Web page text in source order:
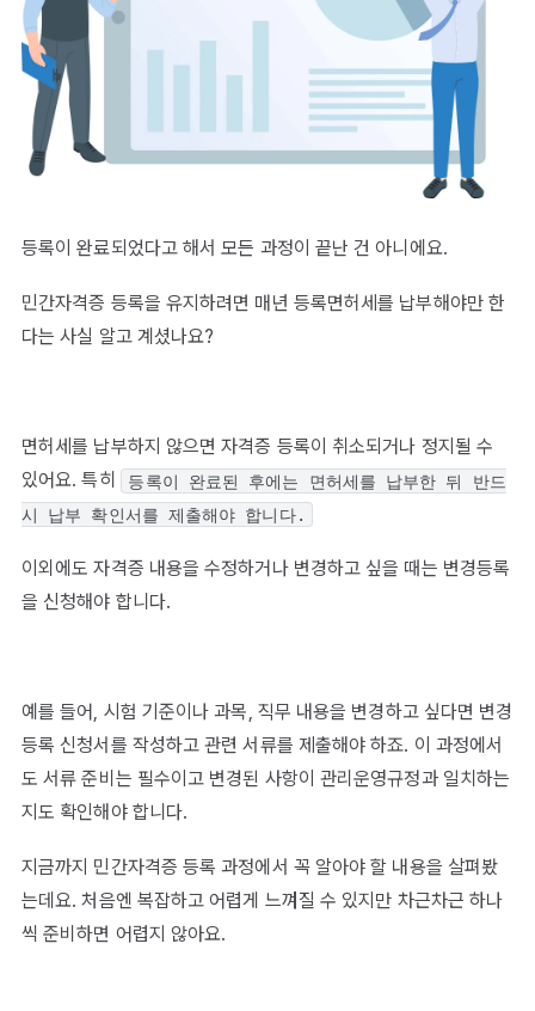
등록이 완료되었다고 해서 모든 과정이 끝난 건 아니에요.
민간자격증 등록을 유지하려면 매년 등록면허세를 납부해야만 한
다는 사실 알고 계셨나요?
면허세를 납부하지 않으면 자격증 등록이 취소되거나 정지될 수
있어요. 특히
등록이 완료된 후에는 면허세를 납부한 뒤 반드
시 납부 확인서를 제출해야 합니다.
이외에도 자격증 내용을 수정하거나 변경하고 싶을 때는 변경등록
을 신청해야 합니다.
예를 들어, 시험 기준이나 과목, 직무 내용을 변경하고 싶다면 변경
등록 신청서를 작성하고 관련 서류를 제출해야 하죠. 이 과정에서
도 서류 준비는 필수이고 변경된 사항이 관리운영규정과 일치하는
지도 확인해야 합니다.
지금까지 민간자격증 등록 과정에서 꼭 알아야 할 내용을 살펴봤
는데요. 처음엔 복잡하고 어렵게 느껴질 수 있지만 차근차근 하나
씩 준비하면 어렵지 않아요.